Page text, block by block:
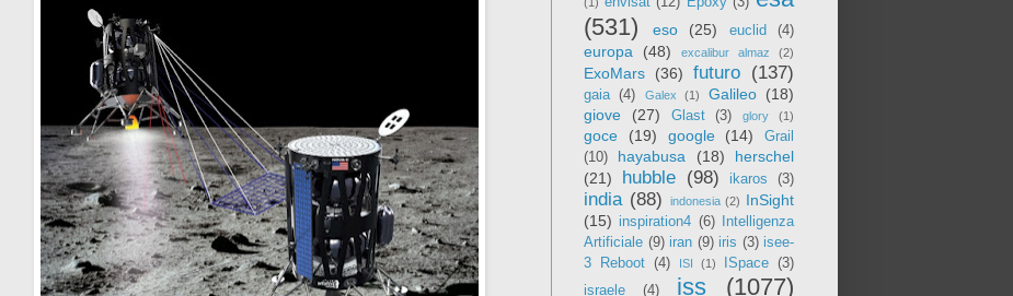
(531)
eso (25) euclid (4)
europa (48) excalibur almaz (2)
ExoMars (36) futuro (137)
gaia (4) Galex (1) Galileo (18)
giove
(27) Glast (3) glory (1)
goce (19) google (14)
Grail
(10)
hayabusa (18)
herschel
(21)
hubble (98) ikaros (3)
india (88) indonesia (2) InSight
(15) inspiration4 (6)
Intelligenza
Artificiale (9) iran (9) iris (3) isee-
3 Reboot (4) ISI (1) ISpace (3)
israele
(4) iss (1077)